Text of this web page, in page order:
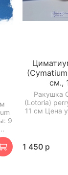
9
см.,
Ракушка
(Lotoria)
11 см Цена
1 450 р